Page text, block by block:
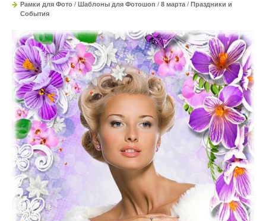
Рамки для Фото / Шаблоны для Фотошоп / 8 марта / Праздники и
События